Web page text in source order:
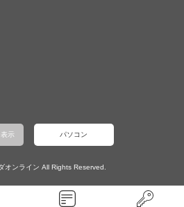
示 パソコン
オンライン All Rights Reserved.